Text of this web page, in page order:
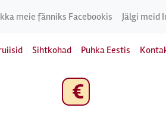
meie fänniks Facebookis Jälgi meid
Sihtkohad Puhka Eestis
€